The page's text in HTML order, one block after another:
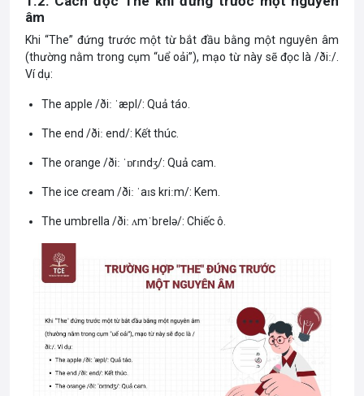
âm
Khi “The” đứng trước một từ bắt đầu bằng một nguyên âm
(thường nằm trong cụm “uể oải”), mạo từ này sẽ đọc là /ðiː/.
Ví dụ:
The apple /ðiː ˈæpl/: Quả táo.
The end /ðiː end/: Kết thúc.
The orange /ðiː ˈɒrɪndʒ/: Quả cam.
The ice cream /ðiː ˈaɪs kriːm/: Kem.
The umbrella /ðiː ʌmˈbrelə/: Chiếc ô.